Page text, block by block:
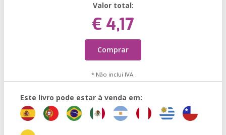
Valor total:
€ 4,17
Comprar
* Não inclui IVA.
Este livro pode estar à venda em: